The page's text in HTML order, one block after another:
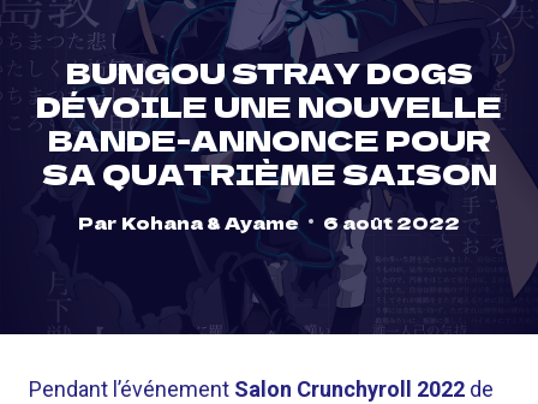
BUNGOU STRAY DOGS
DÉVOILE UNE NOUVELLE
BANDE-ANNONCE POUR
SA QUATRIÈME SAISON
Par Kohana & Ayame 6 août 2022
Pendant l’événement Salon Crunchyroll 2022 de